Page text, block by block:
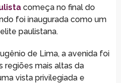
começa no final do
foi inaugurada como um
paulistana.
de Lima, a avenida foi
regiões mais altas da
vista privilegiada e